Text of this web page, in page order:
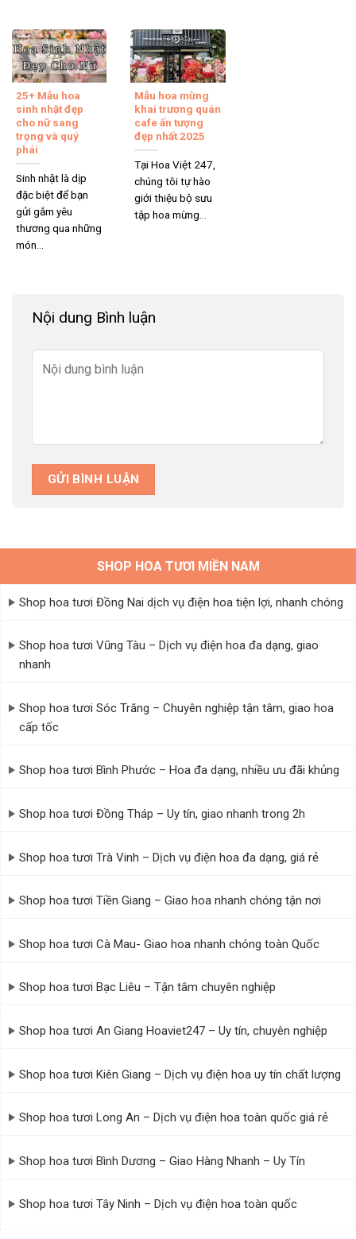
Hình thức mua hoa online của shop hoa tươi bến tre
shop sẽ nhanh chóng liên hệ xác nhận và tiến hành chuẩn bị
Gọi điện đặt hoa nhanh chóng qua hotline
tâm, giàu kinh nghiệm của shop sẽ lắng nghe yêu cầu, tư vấn
tối đa thời gian.
Hoa tươi có thể giống nhau ở mọi cửa hàng, nhưng nghệ
thuật cắm hoa và sự tinh tế trong từng thiết kế mới là yếu tố
tạo nên sự khác biệt. Với kinh nghiệm lâu năm trong lĩnh vực
đẹp gửi gắm vào đó cả một câu chuyện, một cảm xúc và sự
sáng tạo không giới hạn.
hàng đầu
Tất cả các tác phẩm của shop đều được thiết kế tỉ mỉ, hài
25+ Mẫu hoa
sinh nhật đẹp
cho nữ sang
trọng và quý
phái
Sinh nhật là dịp
đặc biệt để bạn
gửi gắm yêu
thương qua những
món...
Mẫu hoa mừng
khai trương quán
cafe ấn tượng
đẹp nhất 2025
Tại Hoa Việt 247,
chúng tôi tự hào
giới thiệu bộ sưu
tập hoa mừng...
Nội dung Bình luận
SHOP HOA TƯƠI MIỀN NAM
Shop hoa tươi Đồng Nai dịch vụ điện hoa tiện lợi, nhanh chóng
Shop hoa tươi Vũng Tàu – Dịch vụ điện hoa đa dạng, giao
nhanh
Shop hoa tươi Sóc Trăng – Chuyên nghiệp tận tâm, giao hoa
cấp tốc
Shop hoa tươi Bình Phước – Hoa đa dạng, nhiều ưu đãi khủng
Shop hoa tươi Đồng Tháp – Uy tín, giao nhanh trong 2h
Shop hoa tươi Trà Vinh – Dịch vụ điện hoa đa dạng, giá rẻ
Shop hoa tươi Tiền Giang – Giao hoa nhanh chóng tận nơi
Shop hoa tươi Cà Mau- Giao hoa nhanh chóng toàn Quốc
Shop hoa tươi Bạc Liêu – Tận tâm chuyên nghiệp
Shop hoa tươi An Giang Hoaviet247 – Uy tín, chuyên nghiệp
Shop hoa tươi Kiên Giang – Dịch vụ điện hoa uy tín chất lượng
Shop hoa tươi Long An – Dịch vụ điện hoa toàn quốc giá rẻ
Shop hoa tươi Bình Dương – Giao Hàng Nhanh – Uy Tín
Shop hoa tươi Tây Ninh – Dịch vụ điện hoa toàn quốc